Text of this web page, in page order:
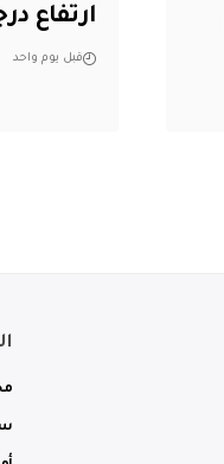
ارتفاع
قبل يوم واحد